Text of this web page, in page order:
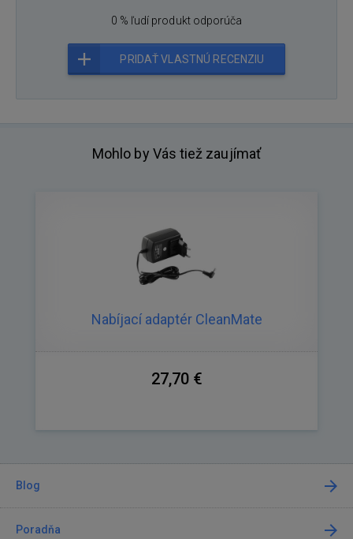
0 % ľudí produkt odporúča
PRIDAŤ VLASTNÚ RECENZIU
Mohlo by Vás tiež zaujímať
Nabíjací adaptér CleanMate
27,70 €
Blog
Poradňa